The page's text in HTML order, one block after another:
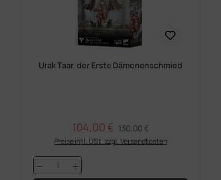
Urak Taar, der Erste Dämonenschmied
Verkaufspreis:
104,00 € Regulärer Preis:
130,00 €
Preise inkl. USt. zzgl. Versandkosten
Produkt Anzahl: Gib den